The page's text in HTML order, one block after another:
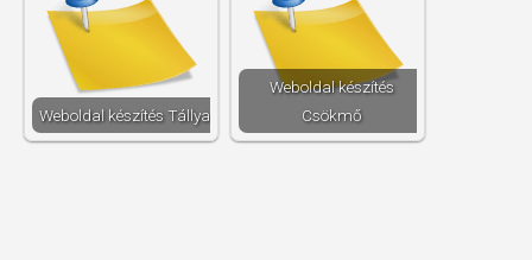
Weboldal készítés​ Tállya
Weboldal készítés​
Csökmő